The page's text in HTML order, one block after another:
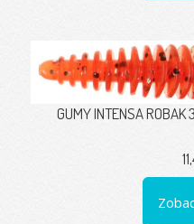
GUMY INTENSA